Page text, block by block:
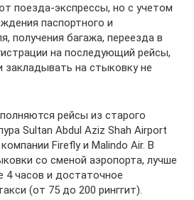
поезда-экспрессы, но с учетом
паспортного и
получения багажа, переезда в
на последующий рейсы,
на стыковку не
рейсы из старого
Sultan Abdul Aziz Shah Airport
Firefly и Malindo Air. В
со сменой аэропорта, лучше
4 часов и достаточное
(от 75 до 200 ринггит).